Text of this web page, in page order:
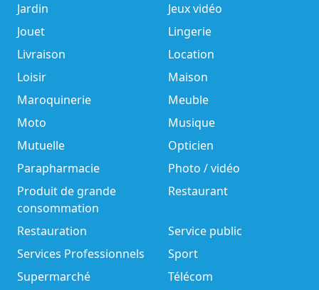
Jardin
Jeux vidéo
Jouet
Lingerie
Livraison
Location
Loisir
Maison
Maroquinerie
Meuble
Moto
Musique
Mutuelle
Opticien
Parapharmacie
Photo / vidéo
Produit de grande
consommation
Restaurant
Restauration
Service public
Services Professionnels
Sport
Supermarché
Télécom